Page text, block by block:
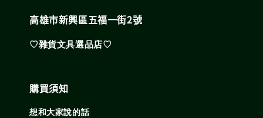
高雄市新興區五福一街2號
♡雜貨文具選品店♡
購買須知
想和大家說的話